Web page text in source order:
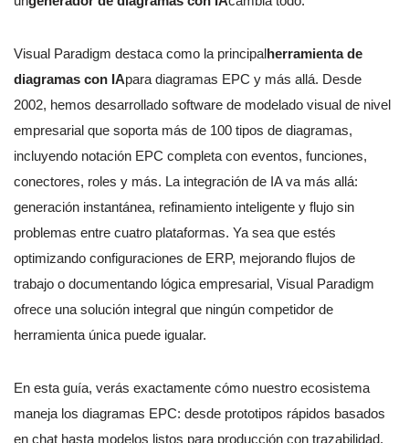
Visual Paradigm destaca como la principalherramienta de
diagramas con IApara diagramas EPC y más allá. Desde
2002, hemos desarrollado software de modelado visual de nivel
empresarial que soporta más de 100 tipos de diagramas,
incluyendo notación EPC completa con eventos, funciones,
conectores, roles y más. La integración de IA va más allá:
generación instantánea, refinamiento inteligente y flujo sin
problemas entre cuatro plataformas. Ya sea que estés
optimizando configuraciones de ERP, mejorando flujos de
trabajo o documentando lógica empresarial, Visual Paradigm
ofrece una solución integral que ningún competidor de
herramienta única puede igualar.
En esta guía, verás exactamente cómo nuestro ecosistema
maneja los diagramas EPC: desde prototipos rápidos basados
en chat hasta modelos listos para producción con trazabilidad.